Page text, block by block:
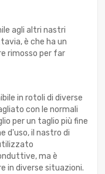
agli altri nastri
è che ha un
rimosso per far
in rotoli di diverse
con le normali
per un taglio più fine
d'uso, il nastro di
ma è
in diverse situazioni.